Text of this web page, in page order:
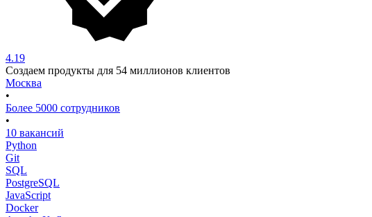
4.19
Создаем продукты для 54 миллионов клиентов
Москва
•
Более 5000 сотрудников
•
10 вакансий
Python
Git
SQL
PostgreSQL
JavaScript
Docker